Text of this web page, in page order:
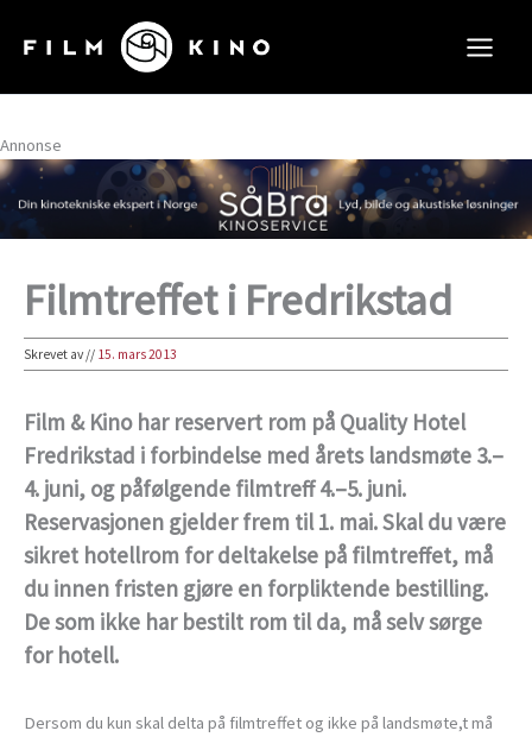
rett
innholdet
Annonse
Filmtreffet i Fredrikstad
Skrevet av// 15. mars 2013
Film & Kino har reservert rom på Quality Hotel
Fredrikstad i forbindelse med årets landsmøte 3.–
4. juni, og påfølgende filmtreff 4.–5. juni.
Reservasjonen gjelder frem til 1. mai. Skal du være
sikret hotellrom for deltakelse på filmtreffet, må
du innen fristen gjøre en forpliktende bestilling.
De som ikke har bestilt rom til da, må selv sørge
for hotell.
Dersom du kun skal delta på filmtreffet og ikke på landsmøte,t må